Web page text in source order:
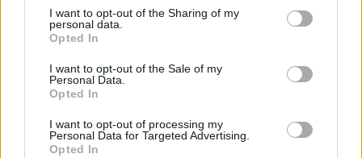
not limited to your visit or usage behaviour. You may click to
grant or deny consent to Google and its third-party tags to
use your data for below specified purposes in below Google
consent section.
I want to opt-out of the Sharing of my
personal data.
Opted In
I want to opt-out of the Sale of my
Personal Data.
Opted In
I want to opt-out of processing my
Personal Data for Targeted Advertising.
Opted In
Jeśli jesteś kibicem klubu Strzelec Frysztak lub Karpaty Klimkówka -
zaglądaj tutaj częściej. Nasz serwis regularnie dostarcza informacje o
terminach meczów, wynikach, transferach i newsach klubowych
piłkarskichw województwie. Sprawdź nasze relacje, śledź ulubioną ligę i
bądź na bieżąco z wydarzeniami z boisk!
Strzelec Frysztak - Karpaty Klimkówkaodbędzie się w ramach
21. kolejki - Krosno > Klasa Okręgowa. Spotkanie zostanie rozegrane w